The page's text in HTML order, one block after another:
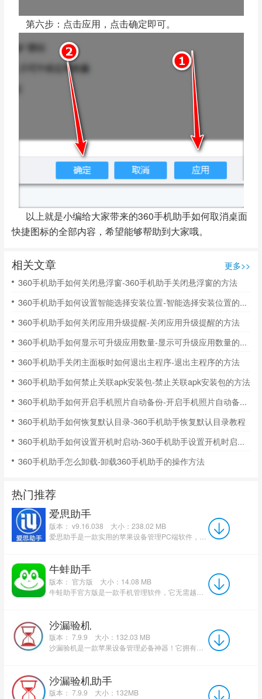
第六步：点击应用，点击确定即可。
以上就是小编给大家带来的360手机助手如何取消桌面
快捷图标的全部内容，希望能够帮助到大家哦。
相关文章
更多>>
360手机助手如何关闭悬浮窗-360手机助手关闭悬浮窗的方法
360手机助手如何设置智能选择安装位置-智能选择安装位置的方法
360手机助手如何关闭应用升级提醒-关闭应用升级提醒的方法
360手机助手如何显示可升级应用数量-显示可升级应用数量的方法
360手机助手关闭主面板时如何退出主程序-退出主程序的方法
360手机助手如何禁止关联apk安装包-禁止关联apk安装包的方法
360手机助手如何开启手机照片自动备份-开启手机照片自动备份的方法
360手机助手如何恢复默认目录-360手机助手恢复默认目录教程
360手机助手如何设置开机时启动-360手机助手设置开机时启动的方法
360手机助手怎么卸载-卸载360手机助手的操作方法
热门推荐
爱思助手
版本： v9.16.038
大小：238.02 MB
牛蛙助手
版本： 官方版
大小：14.08 MB
沙漏验机
版本： 7.9.9
大小：132.03 MB
沙漏验机是一款苹果设备管理必备神器！它拥有独特深度验机功能，能精准检测设备颜色、底层及当前指纹码等关键...
沙漏验机助手
版本： 7.9.9
大小：132MB